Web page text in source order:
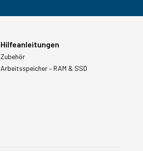
Hilfeanleitungen
Zubehör
Arbeitsspeicher – RAM & SSD